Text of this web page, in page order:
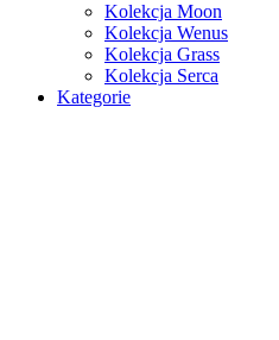
Kolekcja Moon
Kolekcja Wenus
Kolekcja Grass
Kolekcja Serca
Kategorie